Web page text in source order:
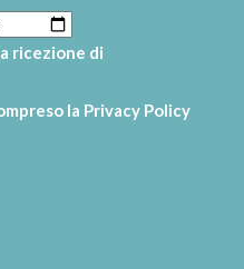
ricezione di
la Privacy Policy